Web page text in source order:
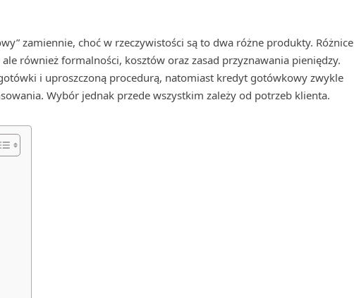
zamiennie, choć w rzeczywistości są to dwa różne produkty. Różnice
również formalności, kosztów oraz zasad przyznawania pieniędzy.
i uproszczoną procedurą, natomiast kredyt gotówkowy zwykle
Wybór jednak przede wszystkim zależy od potrzeb klienta.